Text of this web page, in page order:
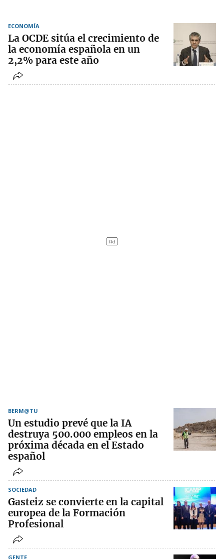
ECONOMÍA
La OCDE sitúa el crecimiento de
la economía española en un
2,2% para este año
BERM@TU
Un estudio prevé que la IA
destruya 500.000 empleos en la
próxima década en el Estado
español
SOCIEDAD
Gasteiz se convierte en la capital
europea de la Formación
Profesional
GENTE